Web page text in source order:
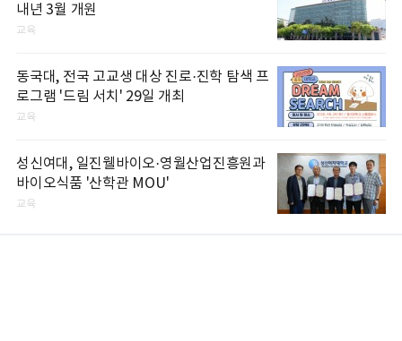
내년 3월 개원
교육
동국대, 전국 고교생 대상 진로·진학 탐색 프
로그램 '드림 서치' 29일 개최
교육
성신여대, 일진웰바이오·영월산업진흥원과
바이오식품 '산학관 MOU'
교육